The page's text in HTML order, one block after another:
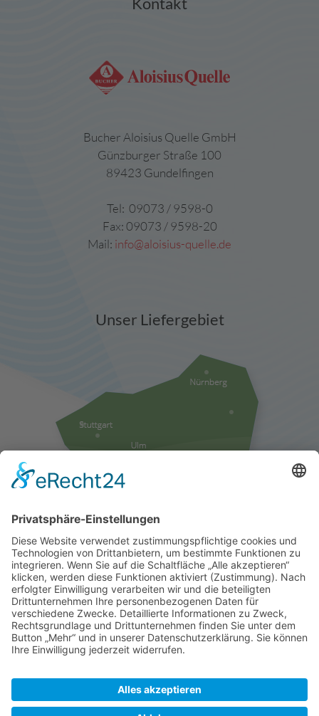
Bucher Aloisius Quelle GmbH
Günzburger Straße 100
89423 Gundelfingen
Tel: 09073 / 9598-0
Fax: 09073 / 9598-20
Mail: info@aloisius-quelle.de
Unser Liefergebiet
Liefergebiete anzeigen
Folgen Sie uns auf Facebook